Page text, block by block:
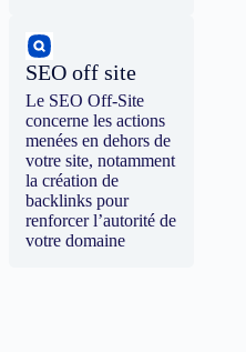
SEO off site
Le SEO Off-Site
concerne les actions
menées en dehors de
votre site, notamment
la création de
backlinks pour
renforcer l’autorité de
votre domaine